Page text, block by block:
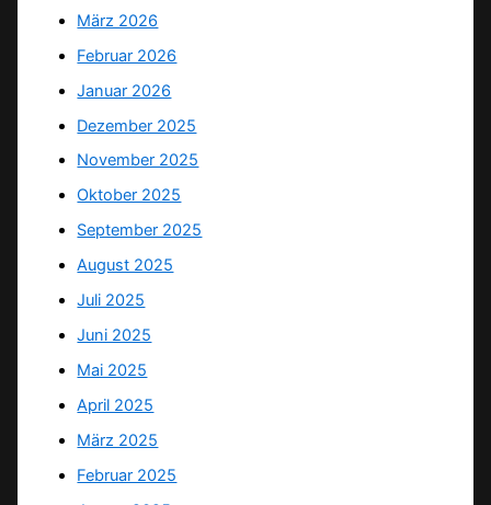
März 2026
Februar 2026
Januar 2026
Dezember 2025
November 2025
Oktober 2025
September 2025
August 2025
Juli 2025
Juni 2025
Mai 2025
April 2025
März 2025
Februar 2025